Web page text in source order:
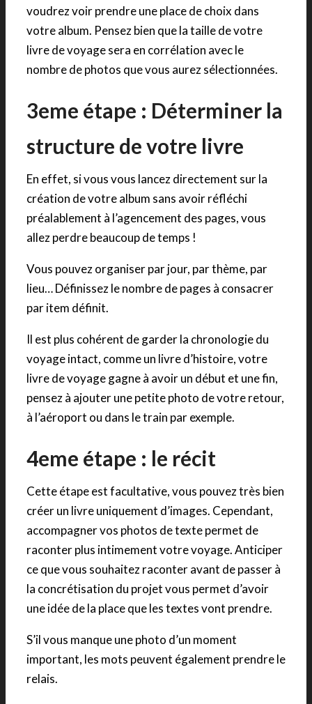
voudrez voir prendre une place de choix dans
votre album. Pensez bien que la taille de votre
livre de voyage sera en corrélation avec le
nombre de photos que vous aurez sélectionnées.
3eme étape : Déterminer la
structure de votre livre
En effet, si vous vous lancez directement sur la
création de votre album sans avoir réfléchi
préalablement à l’agencement des pages, vous
allez perdre beaucoup de temps !
Vous pouvez organiser par jour, par thème, par
lieu… Définissez le nombre de pages à consacrer
par item définit.
Il est plus cohérent de garder la chronologie du
voyage intact, comme un livre d’histoire, votre
livre de voyage gagne à avoir un début et une fin,
pensez à ajouter une petite photo de votre retour,
à l’aéroport ou dans le train par exemple.
4eme étape : le récit
Cette étape est facultative, vous pouvez très bien
créer un livre uniquement d’images. Cependant,
accompagner vos photos de texte permet de
raconter plus intimement votre voyage. Anticiper
ce que vous souhaitez raconter avant de passer à
la concrétisation du projet vous permet d’avoir
une idée de la place que les textes vont prendre.
S’il vous manque une photo d’un moment
important, les mots peuvent également prendre le
relais.